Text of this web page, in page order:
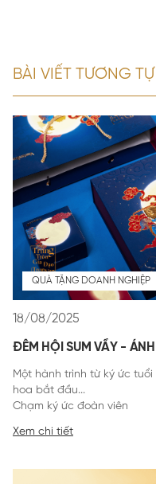
BÀI VIẾT TƯƠNG TỰ
QUÀ TẶNG DOANH NGHIỆP
18/08/2025
ĐÊM HỘI SUM VẦY -
Một hành trình từ ký ức
hoa bắt đầu...
Chạm ký ức đoàn viên
của ký ức tuổi thơ lung linh
đoàn viên, sum vầy, nơi
Trong niềm hân hoan ấy,
Xem chi tiết